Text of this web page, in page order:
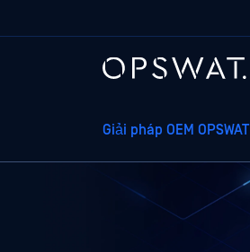
Giải pháp OEM OPSWAT